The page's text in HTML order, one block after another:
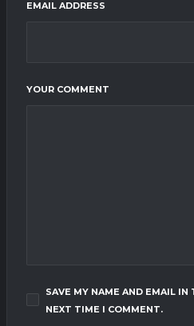
EMAIL ADDRESS
YOUR COMMENT
SAVE MY NAME AND EMAIL IN
NEXT TIME I COMMENT.